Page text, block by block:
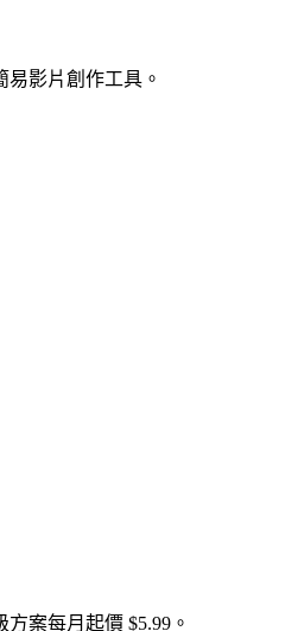
易影片創作工具。
案每月起價 $5.99。